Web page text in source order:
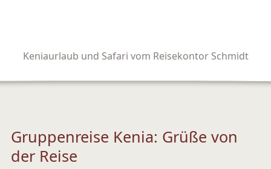
Keniaurlaub und Safari vom Reisekontor Schmidt
Gruppenreise Kenia: Grüße von
der Reise